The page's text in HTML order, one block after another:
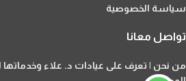
سياسة الخصوصية
تواصل معانا
من نحن | تعرف على عيادات د. علاء وخدماتها